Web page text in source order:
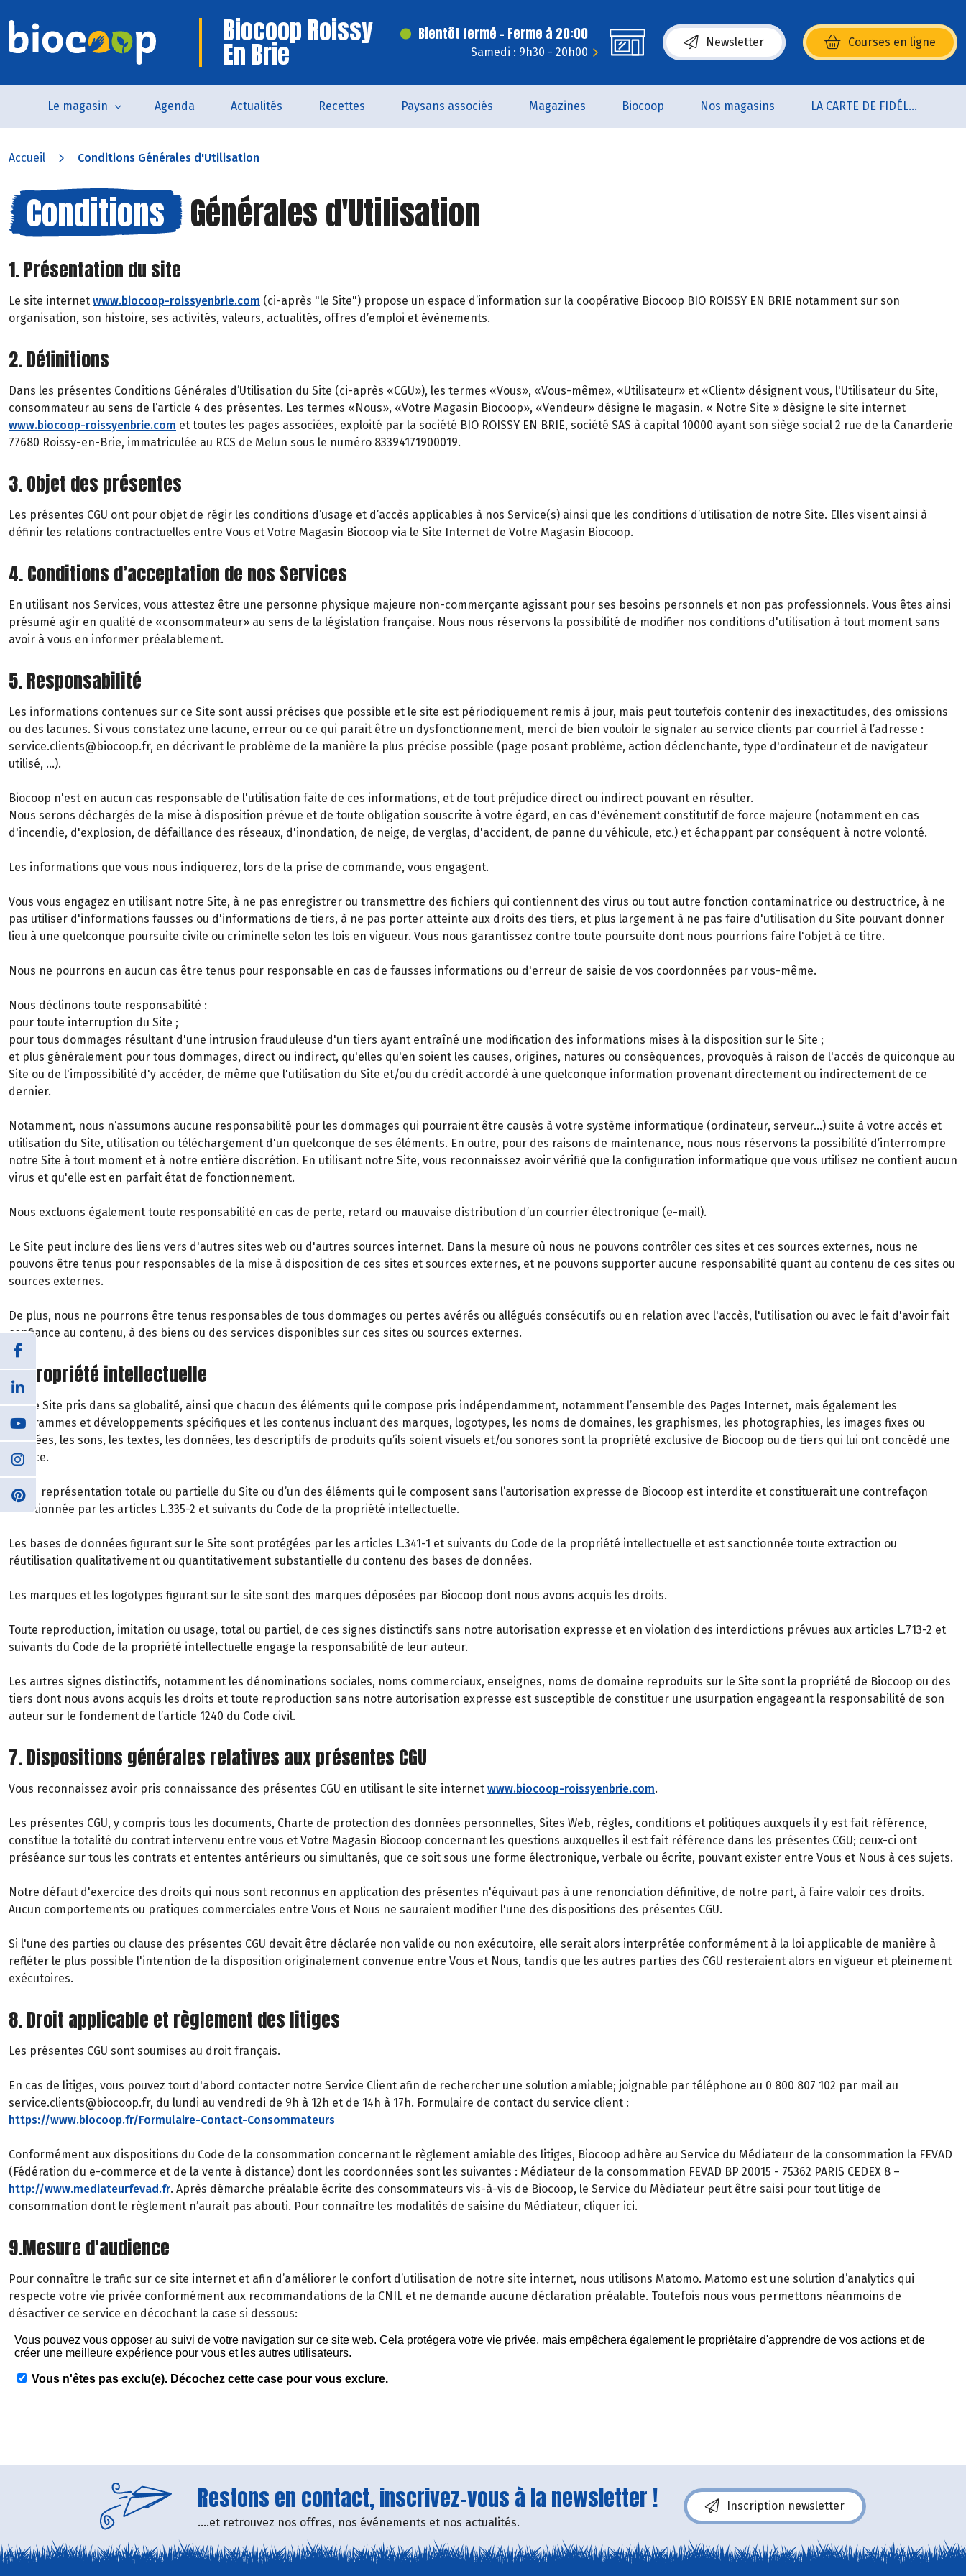
Biocoop Roissy
En Brie
Bientôt fermé - Ferme à 20:00
Samedi : 9h30 - 20h00
Newsletter Courses en ligne
(s’ouvre dans une nouvelle fenêtre)
Le magasin Agenda Actualités Recettes Paysans associés Magazines Biocoop Nos magasins LA CARTE DE FIDÉLITÉ
Accueil Conditions Générales d'Utilisation
Conditions Générales d'Utilisation
1. Présentation du site
Le site internet www.biocoop-roissyenbrie.com (ci-après "le Site") propose un espace d’information sur la coopérative Biocoop BIO ROISSY EN BRIE notamment sur son
organisation, son histoire, ses activités, valeurs, actualités, offres d’emploi et évènements.
2. Définitions
Dans les présentes Conditions Générales d’Utilisation du Site (ci-après «CGU»), les termes «Vous», «Vous-même», «Utilisateur» et «Client» désignent vous, l'Utilisateur du Site,
consommateur au sens de l’article 4 des présentes. Les termes «Nous», «Votre Magasin Biocoop», «Vendeur» désigne le magasin. « Notre Site » désigne le site internet
www.biocoop-roissyenbrie.com et toutes les pages associées, exploité par la société BIO ROISSY EN BRIE, société SAS à capital 10000 ayant son siège social 2 rue de la Canarderie
77680 Roissy-en-Brie, immatriculée au RCS de Melun sous le numéro 83394171900019.
3. Objet des présentes
Les présentes CGU ont pour objet de régir les conditions d’usage et d’accès applicables à nos Service(s) ainsi que les conditions d’utilisation de notre Site. Elles visent ainsi à
définir les relations contractuelles entre Vous et Votre Magasin Biocoop via le Site Internet de Votre Magasin Biocoop.
4. Conditions d’acceptation de nos Services
En utilisant nos Services, vous attestez être une personne physique majeure non-commerçante agissant pour ses besoins personnels et non pas professionnels. Vous êtes ainsi
présumé agir en qualité de «consommateur» au sens de la législation française. Nous nous réservons la possibilité de modifier nos conditions d'utilisation à tout moment sans
avoir à vous en informer préalablement.
5. Responsabilité
Les informations contenues sur ce Site sont aussi précises que possible et le site est périodiquement remis à jour, mais peut toutefois contenir des inexactitudes, des omissions
ou des lacunes. Si vous constatez une lacune, erreur ou ce qui parait être un dysfonctionnement, merci de bien vouloir le signaler au service clients par courriel à l’adresse :
service.clients@biocoop.fr, en décrivant le problème de la manière la plus précise possible (page posant problème, action déclenchante, type d'ordinateur et de navigateur
utilisé, …).
Biocoop n'est en aucun cas responsable de l'utilisation faite de ces informations, et de tout préjudice direct ou indirect pouvant en résulter.
Nous serons déchargés de la mise à disposition prévue et de toute obligation souscrite à votre égard, en cas d'événement constitutif de force majeure (notamment en cas
d'incendie, d'explosion, de défaillance des réseaux, d'inondation, de neige, de verglas, d'accident, de panne du véhicule, etc.) et échappant par conséquent à notre volonté.
Les informations que vous nous indiquerez, lors de la prise de commande, vous engagent.
Vous vous engagez en utilisant notre Site, à ne pas enregistrer ou transmettre des fichiers qui contiennent des virus ou tout autre fonction contaminatrice ou destructrice, à ne
pas utiliser d'informations fausses ou d'informations de tiers, à ne pas porter atteinte aux droits des tiers, et plus largement à ne pas faire d'utilisation du Site pouvant donner
lieu à une quelconque poursuite civile ou criminelle selon les lois en vigueur. Vous nous garantissez contre toute poursuite dont nous pourrions faire l'objet à ce titre.
Nous ne pourrons en aucun cas être tenus pour responsable en cas de fausses informations ou d'erreur de saisie de vos coordonnées par vous-même.
Nous déclinons toute responsabilité :
pour toute interruption du Site ;
pour tous dommages résultant d'une intrusion frauduleuse d'un tiers ayant entraîné une modification des informations mises à la disposition sur le Site ;
et plus généralement pour tous dommages, direct ou indirect, qu'elles qu'en soient les causes, origines, natures ou conséquences, provoqués à raison de l'accès de quiconque au
Site ou de l'impossibilité d'y accéder, de même que l'utilisation du Site et/ou du crédit accordé à une quelconque information provenant directement ou indirectement de ce
dernier.
Notamment, nous n’assumons aucune responsabilité pour les dommages qui pourraient être causés à votre système informatique (ordinateur, serveur…) suite à votre accès et
utilisation du Site, utilisation ou téléchargement d'un quelconque de ses éléments. En outre, pour des raisons de maintenance, nous nous réservons la possibilité d’interrompre
notre Site à tout moment et à notre entière discrétion. En utilisant notre Site, vous reconnaissez avoir vérifié que la configuration informatique que vous utilisez ne contient aucun
virus et qu'elle est en parfait état de fonctionnement.
Nous excluons également toute responsabilité en cas de perte, retard ou mauvaise distribution d’un courrier électronique (e-mail).
Le Site peut inclure des liens vers d'autres sites web ou d'autres sources internet. Dans la mesure où nous ne pouvons contrôler ces sites et ces sources externes, nous ne
pouvons être tenus pour responsables de la mise à disposition de ces sites et sources externes, et ne pouvons supporter aucune responsabilité quant au contenu de ces sites ou
sources externes.
De plus, nous ne pourrons être tenus responsables de tous dommages ou pertes avérés ou allégués consécutifs ou en relation avec l'accès, l'utilisation ou avec le fait d'avoir fait
confiance au contenu, à des biens ou des services disponibles sur ces sites ou sources externes.
6. Propriété intellectuelle
Notre Site pris dans sa globalité, ainsi que chacun des éléments qui le compose pris indépendamment, notamment l’ensemble des Pages Internet, mais également les
programmes et développements spécifiques et les contenus incluant des marques, logotypes, les noms de domaines, les graphismes, les photographies, les images fixes ou
animées, les sons, les textes, les données, les descriptifs de produits qu’ils soient visuels et/ou sonores sont la propriété exclusive de Biocoop ou de tiers qui lui ont concédé une
licence.
Toute représentation totale ou partielle du Site ou d’un des éléments qui le composent sans l’autorisation expresse de Biocoop est interdite et constituerait une contrefaçon
sanctionnée par les articles L.335-2 et suivants du Code de la propriété intellectuelle.
Les bases de données figurant sur le Site sont protégées par les articles L.341-1 et suivants du Code de la propriété intellectuelle et est sanctionnée toute extraction ou
réutilisation qualitativement ou quantitativement substantielle du contenu des bases de données.
Les marques et les logotypes figurant sur le site sont des marques déposées par Biocoop dont nous avons acquis les droits.
Toute reproduction, imitation ou usage, total ou partiel, de ces signes distinctifs sans notre autorisation expresse et en violation des interdictions prévues aux articles L.713-2 et
suivants du Code de la propriété intellectuelle engage la responsabilité de leur auteur.
Les autres signes distinctifs, notamment les dénominations sociales, noms commerciaux, enseignes, noms de domaine reproduits sur le Site sont la propriété de Biocoop ou des
tiers dont nous avons acquis les droits et toute reproduction sans notre autorisation expresse est susceptible de constituer une usurpation engageant la responsabilité de son
auteur sur le fondement de l’article 1240 du Code civil.
7. Dispositions générales relatives aux présentes CGU
Vous reconnaissez avoir pris connaissance des présentes CGU en utilisant le site internet www.biocoop-roissyenbrie.com.
Les présentes CGU, y compris tous les documents, Charte de protection des données personnelles, Sites Web, règles, conditions et politiques auxquels il y est fait référence,
constitue la totalité du contrat intervenu entre vous et Votre Magasin Biocoop concernant les questions auxquelles il est fait référence dans les présentes CGU; ceux-ci ont
préséance sur tous les contrats et ententes antérieurs ou simultanés, que ce soit sous une forme électronique, verbale ou écrite, pouvant exister entre Vous et Nous à ces sujets.
Notre défaut d'exercice des droits qui nous sont reconnus en application des présentes n'équivaut pas à une renonciation définitive, de notre part, à faire valoir ces droits.
Aucun comportements ou pratiques commerciales entre Vous et Nous ne sauraient modifier l'une des dispositions des présentes CGU.
Si l'une des parties ou clause des présentes CGU devait être déclarée non valide ou non exécutoire, elle serait alors interprétée conformément à la loi applicable de manière à
refléter le plus possible l'intention de la disposition originalement convenue entre Vous et Nous, tandis que les autres parties des CGU resteraient alors en vigueur et pleinement
exécutoires.
8. Droit applicable et règlement des litiges
Les présentes CGU sont soumises au droit français.
En cas de litiges, vous pouvez tout d'abord contacter notre Service Client afin de rechercher une solution amiable; joignable par téléphone au 0 800 807 102 par mail au
service.clients@biocoop.fr, du lundi au vendredi de 9h à 12h et de 14h à 17h. Formulaire de contact du service client :
https://www.biocoop.fr/Formulaire-Contact-Consommateurs
Conformément aux dispositions du Code de la consommation concernant le règlement amiable des litiges, Biocoop adhère au Service du Médiateur de la consommation la FEVAD
(Fédération du e-commerce et de la vente à distance) dont les coordonnées sont les suivantes : Médiateur de la consommation FEVAD BP 20015 - 75362 PARIS CEDEX 8 –
http://www.mediateurfevad.fr. Après démarche préalable écrite des consommateurs vis-à-vis de Biocoop, le Service du Médiateur peut être saisi pour tout litige de
consommation dont le règlement n’aurait pas abouti. Pour connaître les modalités de saisine du Médiateur, cliquer ici.
9.Mesure d'audience
Pour connaître le trafic sur ce site internet et afin d’améliorer le confort d’utilisation de notre site internet, nous utilisons Matomo. Matomo est une solution d’analytics qui
respecte votre vie privée conformément aux recommandations de la CNIL et ne demande aucune déclaration préalable. Toutefois nous vous permettons néanmoins de
désactiver ce service en décochant la case si dessous:
Restons en contact, inscrivez-vous à la newsletter !
....et retrouvez nos offres, nos événements et nos actualités.
Inscription newsletter